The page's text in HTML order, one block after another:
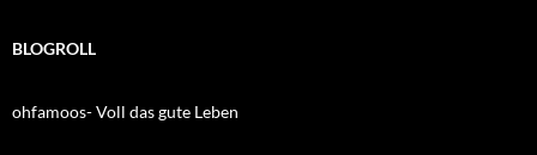
BLOGROLL
ohfamoos- Voll das gute Leben